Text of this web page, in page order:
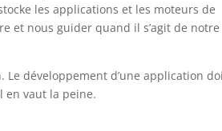
les applications et les moteurs de
et nous guider quand il s’agit de notre
Le développement d’une application
en vaut la peine.